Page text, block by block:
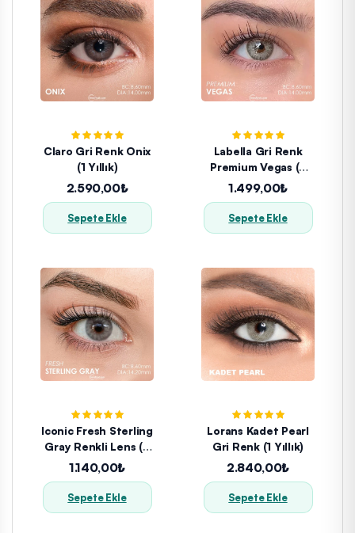
Claro Gri Renk Onix
(1 Yıllık)
2.590,00₺
Sepete Ekle
Labella Gri Renk
Premium Vegas (3
Aylık)
1.499,00₺
Sepete Ekle
Iconic Fresh Sterling
Gray Renkli Lens (3
Aylık)
1.140,00₺
Sepete Ekle
Lorans Kadet Pearl
Gri Renk (1 Yıllık)
2.840,00₺
Sepete Ekle